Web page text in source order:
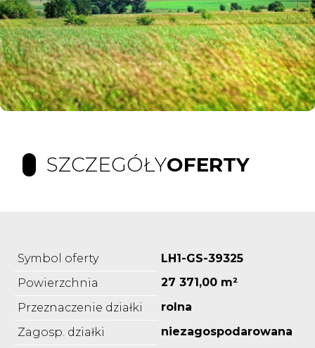
SZCZEGÓŁYOFERTY
Symbol oferty
LH1-GS-39325
Powierzchnia
27 371,00 m²
Przeznaczenie działki
rolna
Zagosp. działki
niezagospodarowana